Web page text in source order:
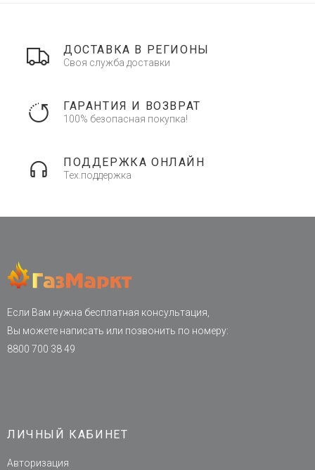
ДОСТАВКА В РЕГИОНЫ
Своя служба доставки
ГАРАНТИЯ И ВОЗВРАТ
100% безопасная покупка!
ПОДДЕРЖКА ОНЛАЙН
Тех.поддержка
Если Вам нужна бесплатная консультация,
Вы можете написать или позвонить по номеру:
8800 700 38 49
ЛИЧНЫЙ КАБИНЕТ
Авторизация